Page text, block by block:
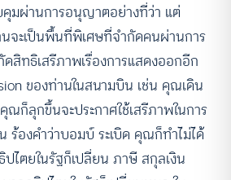
มผ่านการอนุญาตอย่างที่ว่า แต่
จะเป็นพื้นที่พิเศษที่จำกัดคนผ่านการ
ดสิทธิเสรีภาพเรื่องการแสดงออกอีก
ของท่านในสนามบิน เช่น คุณเดิน
ณก็ลุกขึ้นจะประกาศใช้เสรีภาพในการ
ร้องคำว่าบอมบ์ ระเบิด คุณก็ทำไม่ได้
ไตยในรัฐก็เปลี่ยน ภาษี สกุลเงิน